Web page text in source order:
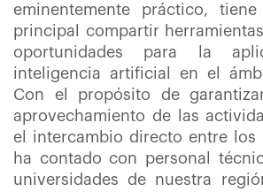
eminentemente práctico,
principal compartir
oportunidades para la
inteligencia artificial en el
Con el propósito de
aprovechamiento de las
el intercambio directo entre los
ha contado con personal
universidades de nuestra